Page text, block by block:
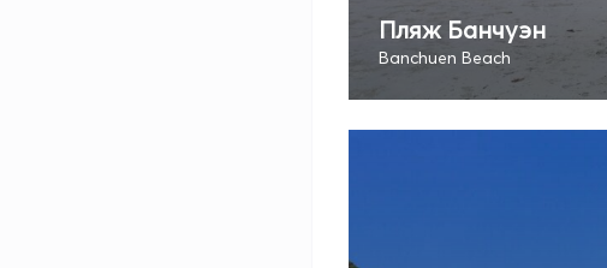
Пляж Банчуэн
Banchuen Beach